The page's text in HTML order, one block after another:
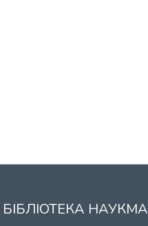
БІБЛІОТЕКА НАУКМА